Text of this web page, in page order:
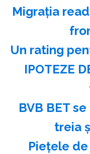
Migraţia
Un rating
IPOTEZE
BVB BET
treia
Pieţele